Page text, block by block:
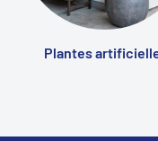
Plantes